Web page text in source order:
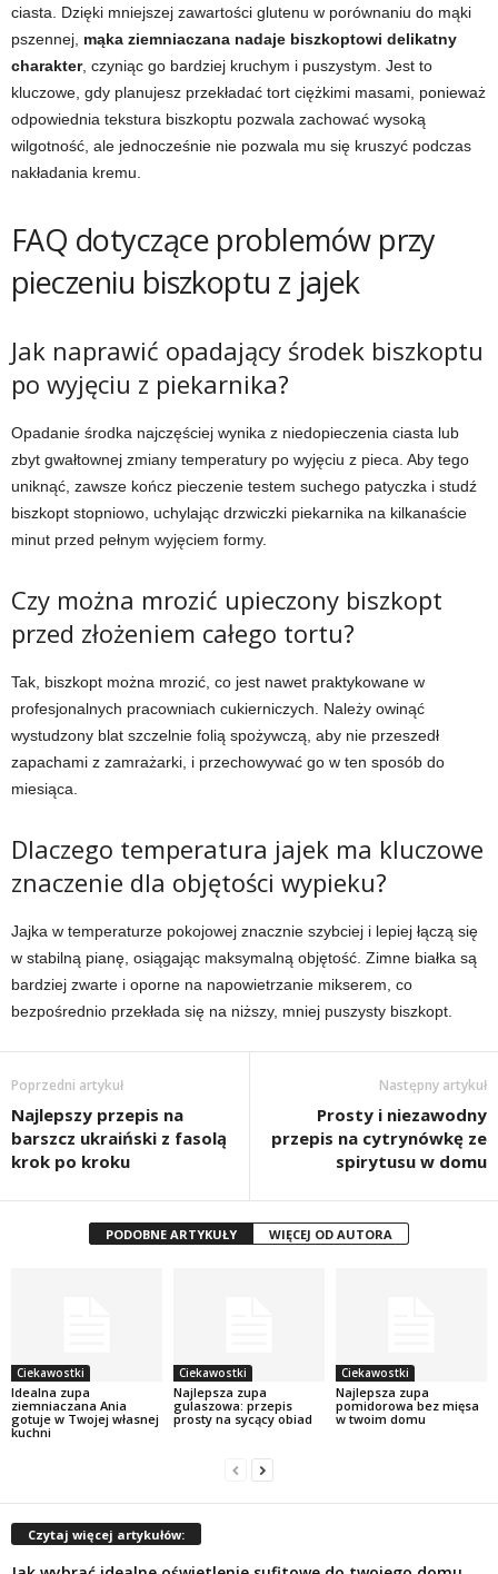
ciasta. Dzięki mniejszej zawartości glutenu w porównaniu do mąki
pszennej, mąka ziemniaczana nadaje biszkoptowi delikatny
charakter, czyniąc go bardziej kruchym i puszystym. Jest to
kluczowe, gdy planujesz przekładać tort ciężkimi masami, ponieważ
odpowiednia tekstura biszkoptu pozwala zachować wysoką
wilgotność, ale jednocześnie nie pozwala mu się kruszyć podczas
nakładania kremu.
FAQ dotyczące problemów przy
pieczeniu biszkoptu z jajek
Jak naprawić opadający środek biszkoptu
po wyjęciu z piekarnika?
Opadanie środka najczęściej wynika z niedopieczenia ciasta lub
zbyt gwałtownej zmiany temperatury po wyjęciu z pieca. Aby tego
uniknąć, zawsze kończ pieczenie testem suchego patyczka i studź
biszkopt stopniowo, uchylając drzwiczki piekarnika na kilkanaście
minut przed pełnym wyjęciem formy.
Czy można mrozić upieczony biszkopt
przed złożeniem całego tortu?
Tak, biszkopt można mrozić, co jest nawet praktykowane w
profesjonalnych pracowniach cukierniczych. Należy owinąć
wystudzony blat szczelnie folią spożywczą, aby nie przeszedł
zapachami z zamrażarki, i przechowywać go w ten sposób do
miesiąca.
Dlaczego temperatura jajek ma kluczowe
znaczenie dla objętości wypieku?
Jajka w temperaturze pokojowej znacznie szybciej i lepiej łączą się
w stabilną pianę, osiągając maksymalną objętość. Zimne białka są
bardziej zwarte i oporne na napowietrzanie mikserem, co
bezpośrednio przekłada się na niższy, mniej puszysty biszkopt.
Poprzedni artykuł
Najlepszy przepis na
barszcz ukraiński z fasolą
krok po kroku
Następny artykuł
Prosty i niezawodny
przepis na cytrynówkę ze
spirytusu w domu
PODOBNE ARTYKUŁY WIĘCEJ OD AUTORA
Ciekawostki
Idealna zupa
ziemniaczana Ania
gotuje w Twojej własnej
kuchni
Ciekawostki
Najlepsza zupa
gulaszowa: przepis
prosty na sycący obiad
Ciekawostki
Najlepsza zupa
pomidorowa bez mięsa
w twoim domu
Czytaj więcej artykułów: